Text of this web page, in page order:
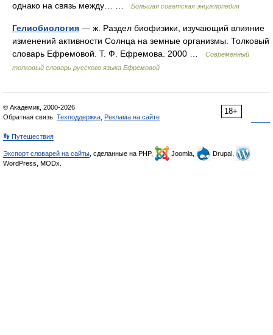
однако на связь между… …
Большая советская энциклопедия
Гелиобиология — ж. Раздел биофизики, изучающий влияние
изменений активности Солнца на земные организмы. Толковый
словарь Ефремовой. Т. Ф. Ефремова. 2000 …
Современный
толковый словарь русского языка Ефремовой
18+
© Академик, 2000-2026
Обратная связь: Техподдержка Реклама на сайте
👣 Путешествия
Экспорт словарей на сайты , сделанные на PHP, Joomla,
Drupal,
WordPress, MODx.